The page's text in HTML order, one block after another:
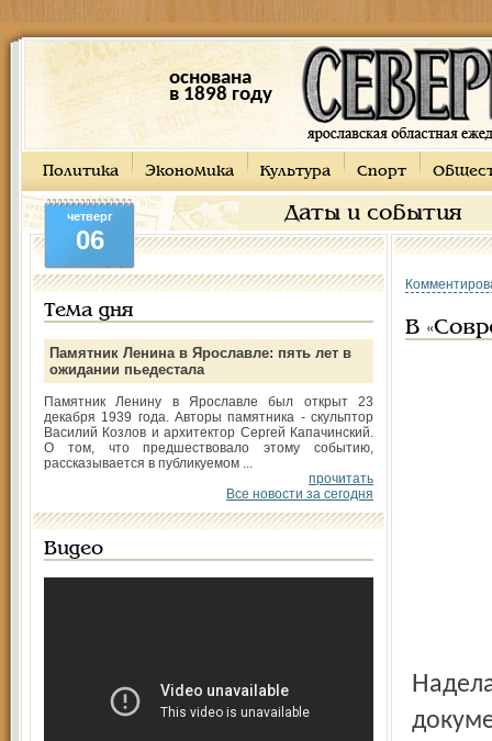
основана
в 1898 году
Политика Экономика Культура Спорт
Даты и события
четверг
06
Тема дня
Памятник Ленина в Ярославле: пять лет в
ожидании пьедестала
Памятник Ленину в Ярославле был открыт 23
декабря 1939 года. Авторы памятника - скульптор
Василий Козлов и архитектор Сергей Капачинский.
О том, что предшествовало этому событию,
рассказывается в публикуемом ...
прочитать
Все новости за сегодня
Видео
В
Наделавшая шума на Берлинском кинофестивале